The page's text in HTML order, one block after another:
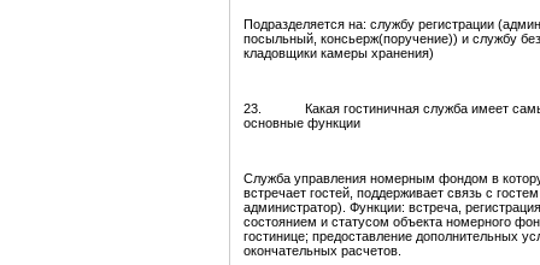
Подразделяется на: службу регистрации
посыльный, консьерж(поручение)) и службу
кладовщики камеры хранения)
23. Какая гостиничная служба имеет самый
основные функции
Служба управления номерным фондом в
встречает гостей, поддерживает связь с
администратор). Функции: встреча,
состоянием и статусом объекта номерного
гостинице; предоставление дополнительных
окончательных расчетов.